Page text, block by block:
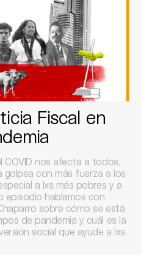
Fiscal en
COVID nos afecta a todos,
golpea con más fuerza a los
a lxs más pobres y a
episodio hablamos con
sobre cómo se está
de pandemia y cuál es la
social que ayude a lxs